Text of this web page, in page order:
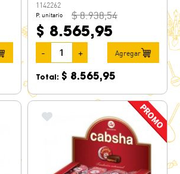
1142262
P. unitario $ 8.938,54
$ 8.565,95
- + Agregar
Total: $ 8.565,95